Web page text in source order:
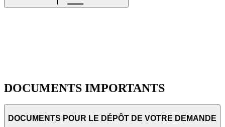
DOCUMENTS IMPORTANTS
DOCUMENTS POUR LE DÉPÔT DE VOTRE DEMANDE